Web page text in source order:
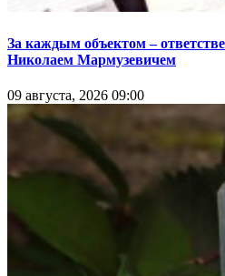
За каждым объектом –
Николаем Мармузевичем
09 августа, 2026 09:00